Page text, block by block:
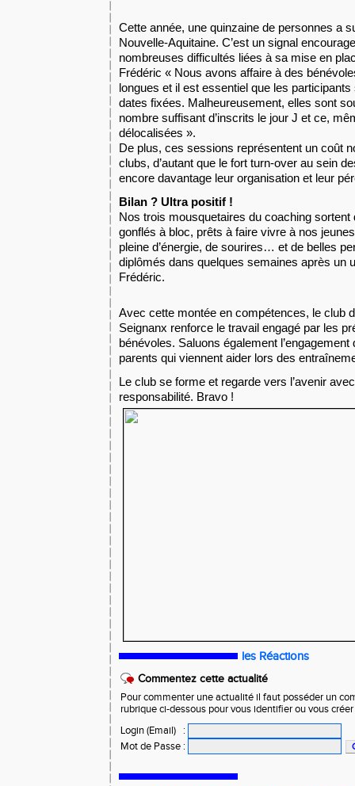
Cette année, une quinzaine de personnes a
Nouvelle-Aquitaine. C’est un signal
nombreuses difficultés liées à sa mise en
Frédéric « Nous avons affaire à des
longues et il est essentiel que les
dates fixées. Malheureusement, elles sont
nombre suffisant d’inscrits le jour J et ce,
délocalisées ».
De plus, ces sessions représentent un coût
clubs, d’autant que le fort turn-over au sein
encore davantage leur organisation et leur
Bilan ? Ultra positif !
Nos trois mousquetaires du coaching sortent
gonflés à bloc, prêts à faire vivre à nos
pleine d’énergie, de sourires… et de belles
diplômés dans quelques semaines après un
Frédéric.
Avec cette montée en compétences, le club
Seignanx renforce le travail engagé par les
bénévoles. Saluons également l’engagement
parents qui viennent aider lors des
Le club se forme et regarde vers l’avenir
responsabilité. Bravo !
les Réactions
Commentez cette actualité
Pour commenter une actualité il faut posséder un
rubrique ci-dessous pour vous identifier ou vous
Login (Email)
:
Mot de Passe :